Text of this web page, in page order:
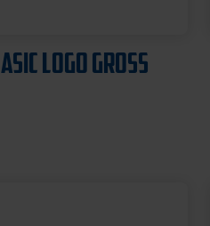
LOGO GROSS